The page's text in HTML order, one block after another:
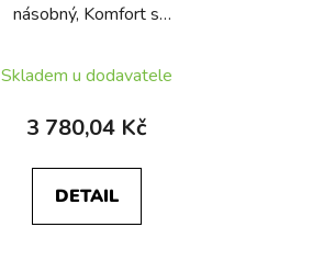
násobný, Komfort s
Berker K.5, ušlecht. ocel
mat, lak.
Skladem u dodavatele
3 780,04 Kč
DETAIL